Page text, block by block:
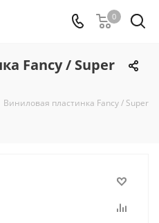
0
Fancy / Super
Виниловая пластинка Fancy / Super